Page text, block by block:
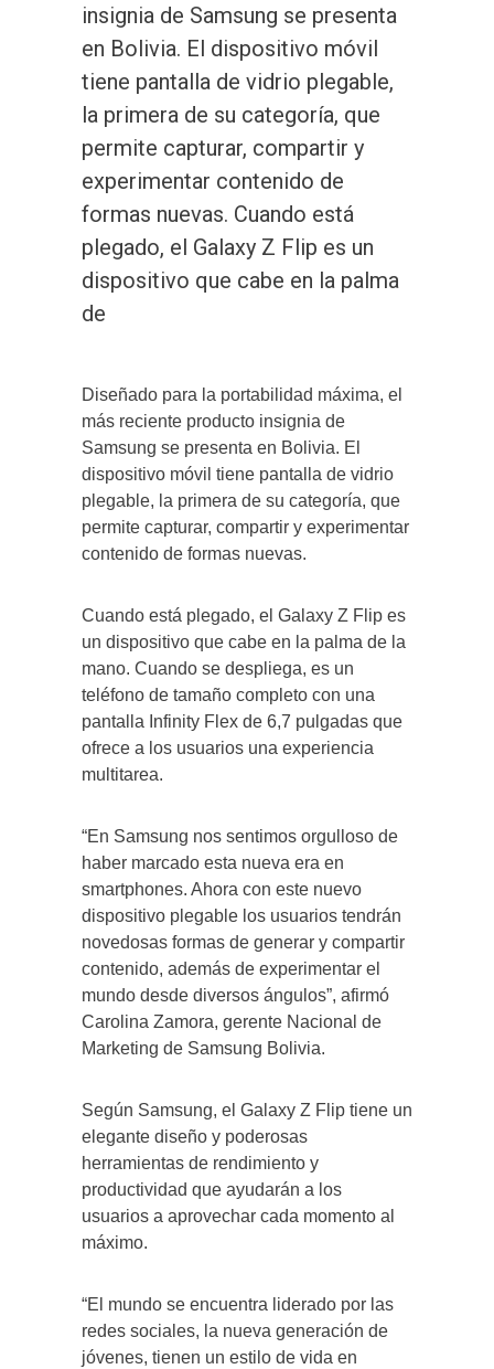
insignia de Samsung se presenta
en Bolivia. El dispositivo móvil
tiene pantalla de vidrio plegable,
la primera de su categoría, que
permite capturar, compartir y
experimentar contenido de
formas nuevas. Cuando está
plegado, el Galaxy Z Flip es un
dispositivo que cabe en la palma
de
Diseñado para la portabilidad máxima, el
más reciente producto insignia de
Samsung se presenta en Bolivia. El
dispositivo móvil tiene pantalla de vidrio
plegable, la primera de su categoría, que
permite capturar, compartir y experimentar
contenido de formas nuevas.
Cuando está plegado, el Galaxy Z Flip es
un dispositivo que cabe en la palma de la
mano. Cuando se despliega, es un
teléfono de tamaño completo con una
pantalla Infinity Flex de 6,7 pulgadas que
ofrece a los usuarios una experiencia
multitarea.
“En Samsung nos sentimos orgulloso de
haber marcado esta nueva era en
smartphones. Ahora con este nuevo
dispositivo plegable los usuarios tendrán
novedosas formas de generar y compartir
contenido, además de experimentar el
mundo desde diversos ángulos”, afirmó
Carolina Zamora, gerente Nacional de
Marketing de Samsung Bolivia.
Según Samsung, el Galaxy Z Flip tiene un
elegante diseño y poderosas
herramientas de rendimiento y
productividad que ayudarán a los
usuarios a aprovechar cada momento al
máximo.
“El mundo se encuentra liderado por las
redes sociales, la nueva generación de
jóvenes, tienen un estilo de vida en